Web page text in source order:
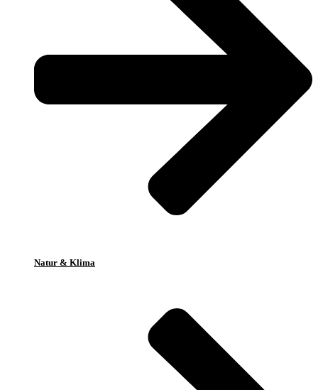
Natur & Klima